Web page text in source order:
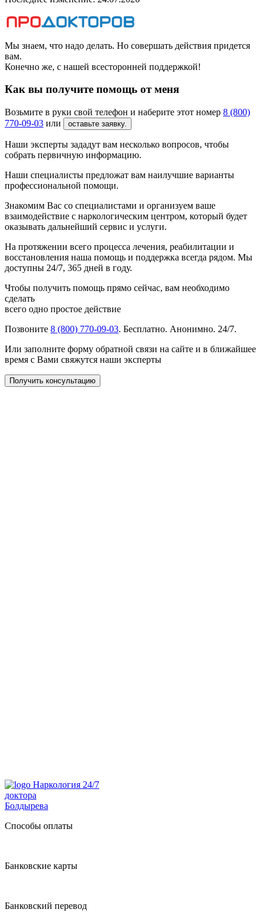
Мы знаем, что надо делать. Но совершать действия придется
вам.
Конечно же, с нашей всесторонней поддержкой!
Как вы получите помощь от меня
Возьмите в руки свой телефон и наберите этот номер 8 (800)
770-09-03 или оставьте заявку.
Наши эксперты зададут вам несколько вопросов, чтобы
собрать первичную информацию.
Наши специалисты предложат вам наилучшие варианты
профессиональной помощи.
Знакомим Вас со специалистами и организуем ваше
взаимодействие с наркологическим центром, который будет
оказывать дальнейший сервис и услуги.
На протяжении всего процесса лечения, реабилитации и
восстановления наша помощь и поддержка всегда рядом. Мы
доступны 24/7, 365 дней в году.
Чтобы получить помощь прямо сейчас, вам необходимо
сделать
всего одно простое действие
Позвоните 8 (800) 770-09-03. Бесплатно. Анонимно. 24/7.
Или заполните форму обратной связи на сайте и в ближайшее
время с Вами свяжутся наши эксперты
Получить консультацию
Наркология 24/7
доктора
Болдырева
Способы оплаты
Банковские карты
Банковский перевод